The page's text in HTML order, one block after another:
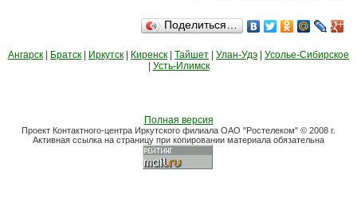
Поделиться…
Ангарск Братск Иркутск Киренск Тайшет Улан-Удэ
Усолье-Сибирское
Усть-Илимск
Полная версия
Проект Контактного-центра Иркутского филиала ОАО "Ростелеком" © 2008 г.
Активная ссылка на страницу при копировании материала обязательна